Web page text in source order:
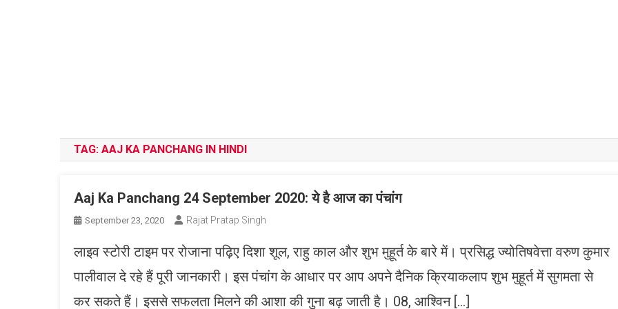
TAG: AAJ KA PANCHANG IN HINDI
Aaj Ka Panchang 24 September 2020: ये है आज का पंचांग
September 23, 2020 Rajat Pratap Singh
लाइव स्टोरी टाइम पर रोजाना पढ़िए दिशा शूल, राहु काल और शुभ मुहूर्त के बारे में। प्रसिद्ध ज्योतिषवेत्ता वरुण कुमार
पालीवाल दे रहे हैं पूरी जानकारी। इस पंचांग के आधार पर आप अपने दैनिक क्रियाकलाप शुभ मुहूर्त में सुगमता से
कर सकते हैं। इससे सफलता मिलने की आशा की गुना बढ़ जाती है। 08, आश्विन […]